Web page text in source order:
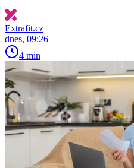
Extrafit.cz
dnes, 09:26
4 min